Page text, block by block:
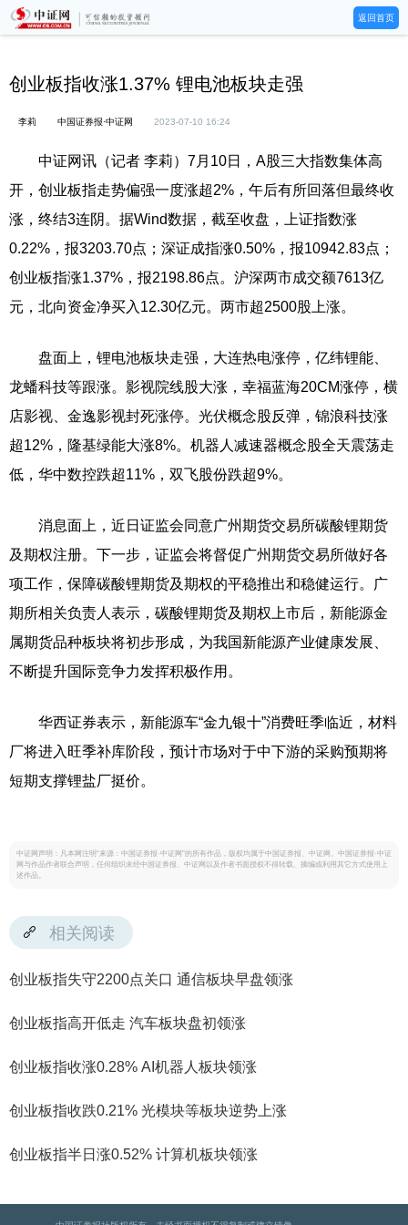
返回首页
创业板指收涨1.37% 锂电池板块走强
李莉 中国证券报·中证网 2023-07-10 16:24
中证网讯（记者 李莉）7月10日，A股三大指数集体高
开，创业板指走势偏强一度涨超2%，午后有所回落但最终收
涨，终结3连阴。据Wind数据，截至收盘，上证指数涨
0.22%，报3203.70点；深证成指涨0.50%，报10942.83点；
创业板指涨1.37%，报2198.86点。沪深两市成交额7613亿
元，北向资金净买入12.30亿元。两市超2500股上涨。
盘面上，锂电池板块走强，大连热电涨停，亿纬锂能、
龙蟠科技等跟涨。影视院线股大涨，幸福蓝海20CM涨停，横
店影视、金逸影视封死涨停。光伏概念股反弹，锦浪科技涨
超12%，隆基绿能大涨8%。机器人减速器概念股全天震荡走
低，华中数控跌超11%，双飞股份跌超9%。
消息面上，近日证监会同意广州期货交易所碳酸锂期货
及期权注册。下一步，证监会将督促广州期货交易所做好各
项工作，保障碳酸锂期货及期权的平稳推出和稳健运行。
广
期所相关负责人表示，碳酸锂期货及期权上市后，新能源金
属期货品种板块将初步形成，为我国新能源产业健康发展、
不断提升国际竞争力发挥积极作用。
华西证券表示，新能源车“金九银十”消费旺季临近，材料
厂将进入旺季补库阶段，预计市场对于中下游的采购预期将
短期支撑锂盐厂挺价。
中证网声明：凡本网注明“来源：中国证券报·中证网”的所有作品，版权均属于中国证券报、中证网。中国证券报·中证
网与作品作者联合声明，任何组织未经中国证券报、中证网以及作者书面授权不得转载、摘编或利用其它方式使用上
述作品。
相关阅读
创业板指失守2200点关口 通信板块早盘领涨
创业板指高开低走 汽车板块盘初领涨
创业板指收涨0.28% AI机器人板块领涨
创业板指收跌0.21% 光模块等板块逆势上涨
创业板指半日涨0.52% 计算机板块领涨